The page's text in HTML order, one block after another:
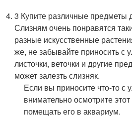
3 Купите различные предметы
Слизням очень понравятся
разные искусственные
же, не забывайте приносить с
листочки, веточки и другие
может залезть слизняк.
Если вы приносите что-то с
внимательно осмотрите
помещать его в аквариум.